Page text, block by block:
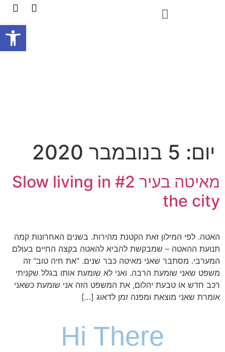
יום: 5 בנובמבר 2020
מאיטה בעיר #2 Slow living in
the city
האטה. לפי המילון זאת הקטנת מהירות. בשנים האחרונות קמה
תנועת ההאטה – שמבקשת להביא להאטה בקצה החיים בעולם
המערבי. מסתבר שאני מאיטה כבר שנים. "את חיה טוב" זה
משפט שאני שומעת הרבה. ואני לא שומעת אותו בגלל שקניתי
רכב חדש או טבעת יהלום, את המשפט הזה אני שומעת כשאני
אומרת שאני מוצאת ומפנה זמן לדאוג […]
Hi There